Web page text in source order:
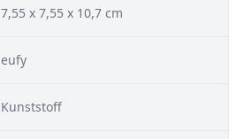
7,55 x 7,55 x 10,7 cm
eufy
Kunststoff